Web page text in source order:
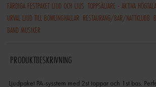
FÄRDIGA FESTPAKET LJUD OCH LJUS TOPPSÄLJARE - AKTIVA
URVAL LJUD TILL BOWLINGHALLAR RESTAURANG/BAR/NATTKLUBB
BAND MUSIKER
PRODUKTBESKRIVNING
Ljudpaket PA-sysstem med 2st toppar och 1st bas.